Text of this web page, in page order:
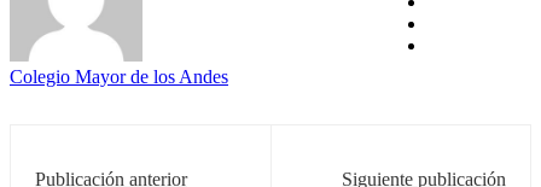
Colegio Mayor de los Andes
Publicación anterior Siguiente publicación